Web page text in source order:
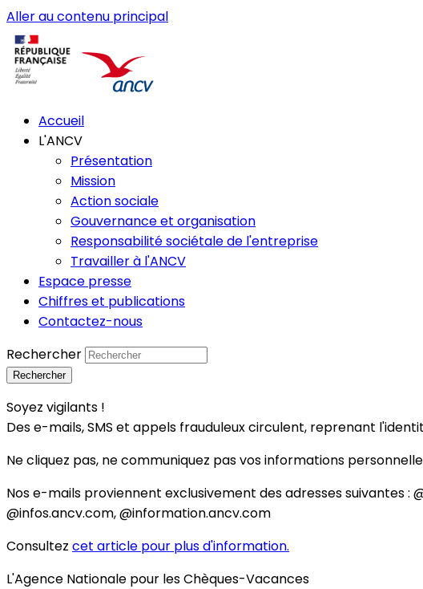
Aller au contenu principal
Accueil
L'ANCV
Présentation
Mission
Action sociale
Gouvernance et organisation
Responsabilité sociétale de l'entreprise
Travailler à l'ANCV
Espace presse
Chiffres et publications
Contactez-nous
Rechercher
Soyez vigilants !
Des e-mails, SMS et appels frauduleux circulent, reprenant
Ne cliquez pas, ne communiquez pas vos informations
Nos e-mails proviennent exclusivement des adresses suivantes
@infos.ancv.com, @information.ancv.com
Consultez cet article pour plus d'information.
L'Agence Nationale pour les Chèques-Vacances